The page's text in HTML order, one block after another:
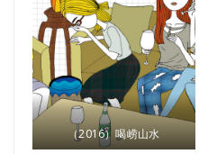
（2016）喝崂山水